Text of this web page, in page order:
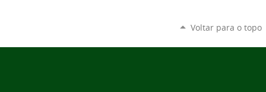
Voltar para o topo